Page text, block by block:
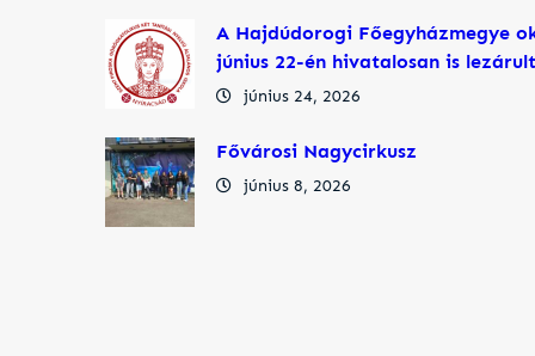
A Hajdúdorogi Főegyházmegye
június 22-én hivatalosan is
június 24, 2026
Fővárosi Nagycirkusz
június 8, 2026